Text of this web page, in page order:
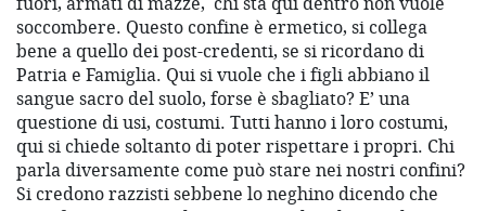
soccombere. Questo confine è ermetico, si collega
bene a quello dei post-credenti, se si ricordano di
Patria e Famiglia. Qui si vuole che i figli abbiano il
sangue sacro del suolo, forse è sbagliato? E’ una
questione di usi, costumi. Tutti hanno i loro costumi,
qui si chiede soltanto di poter rispettare i propri. Chi
parla diversamente come può stare nei nostri confini?
Si credono razzisti sebbene lo neghino dicendo che